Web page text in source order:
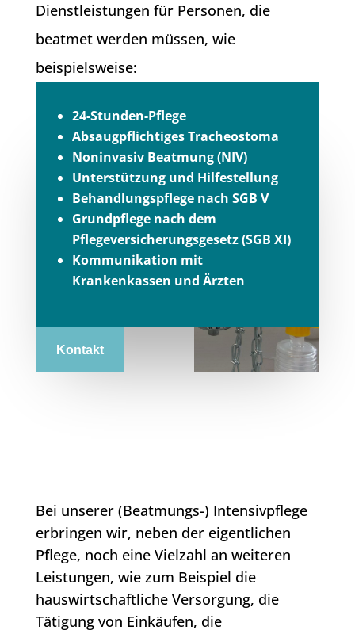
Dienstleistungen für Personen, die
beatmet werden müssen, wie
beispielsweise:
24-Stunden-Pflege
Absaugpflichtiges Tracheostoma
Noninvasiv Beatmung (NIV)
Unterstützung und Hilfestellung
Behandlungspflege nach SGB V
Grundpflege nach dem
Pflegeversicherungsgesetz (SGB XI)
Kommunikation mit
Krankenkassen und Ärzten
Kontakt
Bei unserer (Beatmungs-) Intensivpflege
erbringen wir, neben der eigentlichen
Pflege, noch eine Vielzahl an weiteren
Leistungen, wie zum Beispiel die
hauswirtschaftliche Versorgung, die
Tätigung von Einkäufen, die